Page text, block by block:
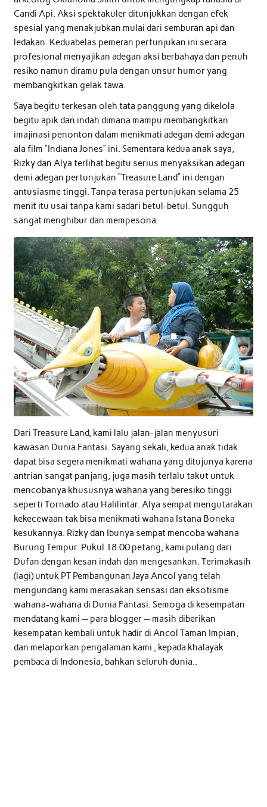
Candi Api. Aksi spektakuler ditunjukkan dengan efek
spesial yang menakjubkan mulai dari semburan api dan
ledakan. Keduabelas pemeran pertunjukan ini secara
profesional menyajikan adegan aksi berbahaya dan penuh
resiko namun diramu pula dengan unsur humor yang
membangkitkan gelak tawa.
Saya begitu terkesan oleh tata panggung yang dikelola
begitu apik dan indah dimana mampu membangkitkan
imajinasi penonton dalam menikmati adegan demi adegan
ala film “Indiana Jones” ini. Sementara kedua anak saya,
Rizky dan Alya terlihat begitu serius menyaksikan adegan
demi adegan pertunjukan “Treasure Land” ini dengan
antusiasme tinggi. Tanpa terasa pertunjukan selama 25
menit itu usai tanpa kami sadari betul-betul. Sungguh
sangat menghibur dan mempesona.
Dari Treasure Land, kami lalu jalan-jalan menyusuri
kawasan Dunia Fantasi. Sayang sekali, kedua anak tidak
dapat bisa segera menikmati wahana yang ditujunya karena
antrian sangat panjang, juga masih terlalu takut untuk
mencobanya khususnya wahana yang beresiko tinggi
seperti Tornado atau Halilintar. Alya sempat mengutarakan
kekecewaan tak bisa menikmati wahana Istana Boneka
kesukannya. Rizky dan Ibunya sempat mencoba wahana
Burung Tempur. Pukul 18.00 petang, kami pulang dari
Dufan dengan kesan indah dan mengesankan. Terimakasih
(lagi) untuk PT Pembangunan Jaya Ancol yang telah
mengundang kami merasakan sensasi dan eksotisme
wahana-wahana di Dunia Fantasi. Semoga di kesempatan
mendatang kami — para blogger — masih diberikan
kesempatan kembali untuk hadir di Ancol Taman Impian,
dan melaporkan pengalaman kami , kepada khalayak
pembaca di Indonesia, bahkan seluruh dunia..